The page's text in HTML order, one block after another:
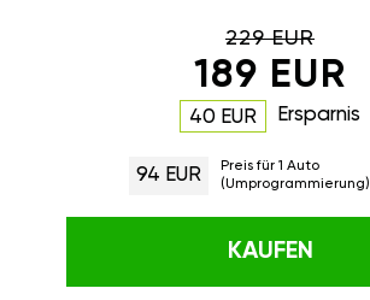
229 EUR
189 EUR
40 EUR Ersparnis
94 EUR
Preis für 1 Auto
(Umprogrammierung)
KAUFEN